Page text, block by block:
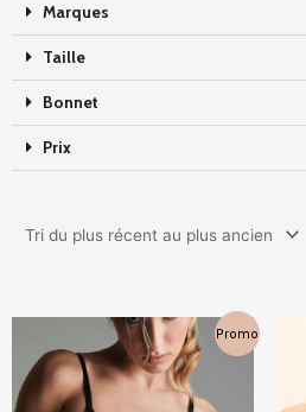
Marques
Taille
Bonnet
Prix
Promo
Le
prix
initial
était :
69,00 €.
Le
prix
actuel
est :
48,30 €.